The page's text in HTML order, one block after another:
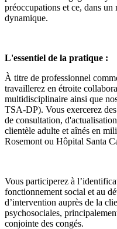
préoccupations et ce, dans
dynamique.
L'essentiel de la pratique :
À titre de professionnel
travaillerez en étroite
multidisciplinaire ainsi que
TSA-DP). Vous exercerez
de consultation,
clientèle adulte et aînés en
Rosemont ou Hôpital Santa
Vous participerez à
fonctionnement social et au
d’intervention auprès de la
psychosociales,
conjointe des congés.